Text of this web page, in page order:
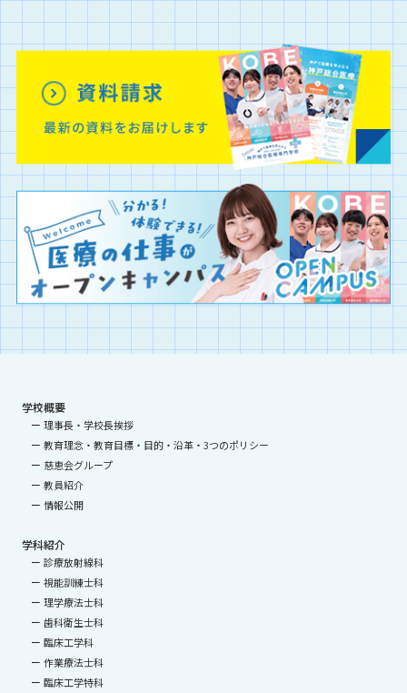
学校概要
理事長・学校長挨拶
教育理念・教育目標・目的・沿革・3つのポリシー
慈恵会グループ
教員紹介
情報公開
学科紹介
診療放射線科
視能訓練士科
理学療法士科
歯科衛生士科
臨床工学科
作業療法士科
臨床工学特科